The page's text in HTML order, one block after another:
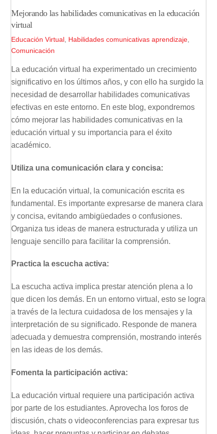
Mejorando las habilidades comunicativas en la educación
virtual
Educación Virtual Habilidades comunicativas aprendizaje
Comunicación
La educación virtual ha experimentado un crecimiento
significativo en los últimos años, y con ello ha surgido la
necesidad de desarrollar habilidades comunicativas
efectivas en este entorno. En este blog, expondremos
cómo mejorar las habilidades comunicativas en la
educación virtual y su importancia para el éxito
académico.
Utiliza una comunicación clara y concisa:
En la educación virtual, la comunicación escrita es
fundamental. Es importante expresarse de manera clara
y concisa, evitando ambigüedades o confusiones.
Organiza tus ideas de manera estructurada y utiliza un
lenguaje sencillo para facilitar la comprensión.
Practica la escucha activa:
La escucha activa implica prestar atención plena a lo
que dicen los demás. En un entorno virtual, esto se logra
a través de la lectura cuidadosa de los mensajes y la
interpretación de su significado. Responde de manera
adecuada y demuestra comprensión, mostrando interés
en las ideas de los demás.
Fomenta la participación activa:
La educación virtual requiere una participación activa
por parte de los estudiantes. Aprovecha los foros de
discusión, chats o videoconferencias para expresar tus